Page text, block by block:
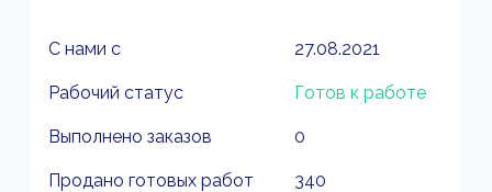
С нами с 27.08.2021
Рабочий статус Готов к работе
Выполнено заказов 0
Продано готовых работ 340